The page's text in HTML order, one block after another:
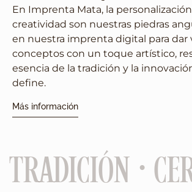
En Imprenta Mata, la
creatividad son nuestras piedras
en nuestra imprenta digital para dar
conceptos con un toque artístico,
esencia de la tradición y la
define.
Más información
·